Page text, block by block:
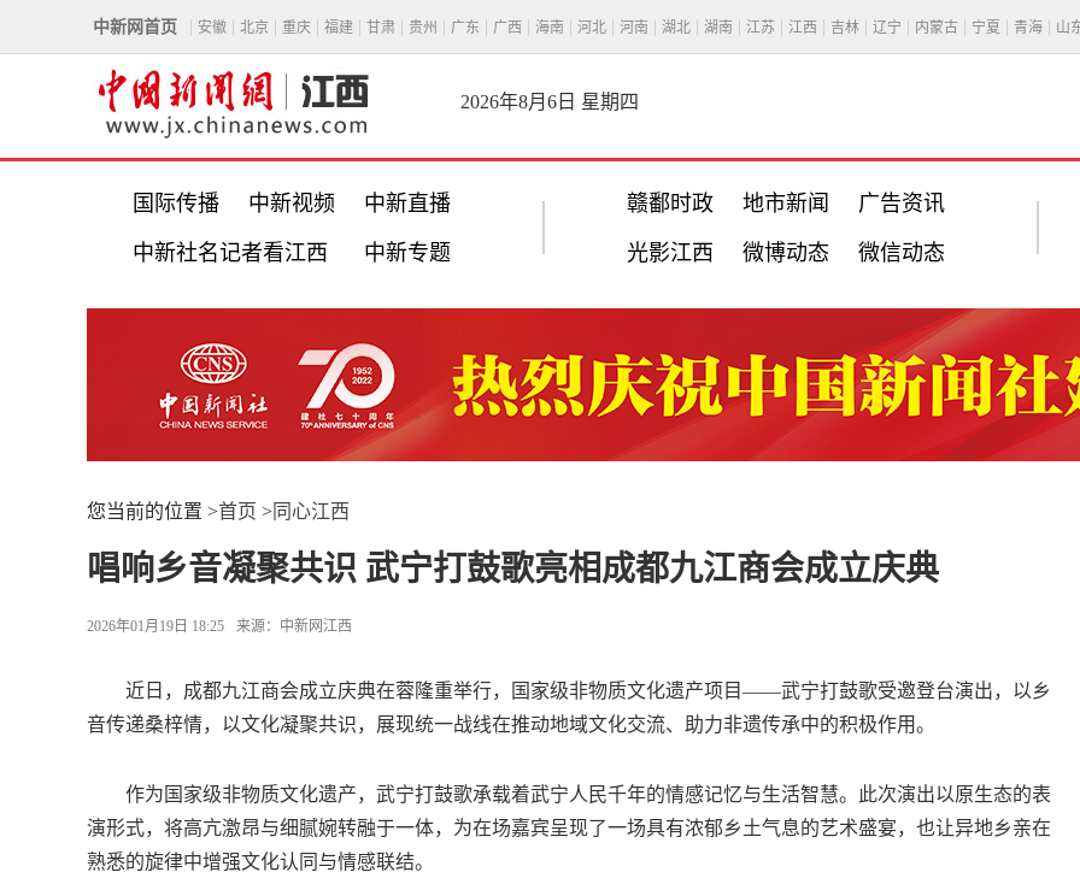
中新网首页 安徽 北京 重庆 福建 甘肃 贵州 广东 广西 海南 河北 河南 湖北 湖南 江苏 江西 吉林 辽宁 内蒙古 宁夏 青海 山
2026年8月6日 星期四
国际传播 中新视频 中新直播
中新社名记者看江西 中新专题
赣鄱时政 地市新闻 广告资讯
光影江西 微博动态 微信动态
您当前的位置 >首页 >同心江西
唱响乡音凝聚共识 武宁打鼓歌亮相成都九江商会成立庆典
2026年01月19日 18:25 来源： 中新网江西
近日，成都九江商会成立庆典在蓉隆重举行，国家级非物质文化遗产项目——武宁打鼓歌受邀登台演出，以乡
音传递桑梓情，以文化凝聚共识，展现统一战线在推动地域文化交流、助力非遗传承中的积极作用。
作为国家级非物质文化遗产，武宁打鼓歌承载着武宁人民千年的情感记忆与生活智慧。此次演出以原生态的表
演形式，将高亢激昂与细腻婉转融于一体，为在场嘉宾呈现了一场具有浓郁乡土气息的艺术盛宴，也让异地乡亲在
熟悉的旋律中增强文化认同与情感联结。